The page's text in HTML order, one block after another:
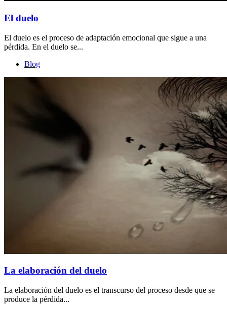
El duelo
El duelo es el proceso de adaptación emocional que sigue a una
pérdida. En el duelo se...
Blog
La elaboración del duelo
La elaboración del duelo es el transcurso del proceso desde que se
produce la pérdida...